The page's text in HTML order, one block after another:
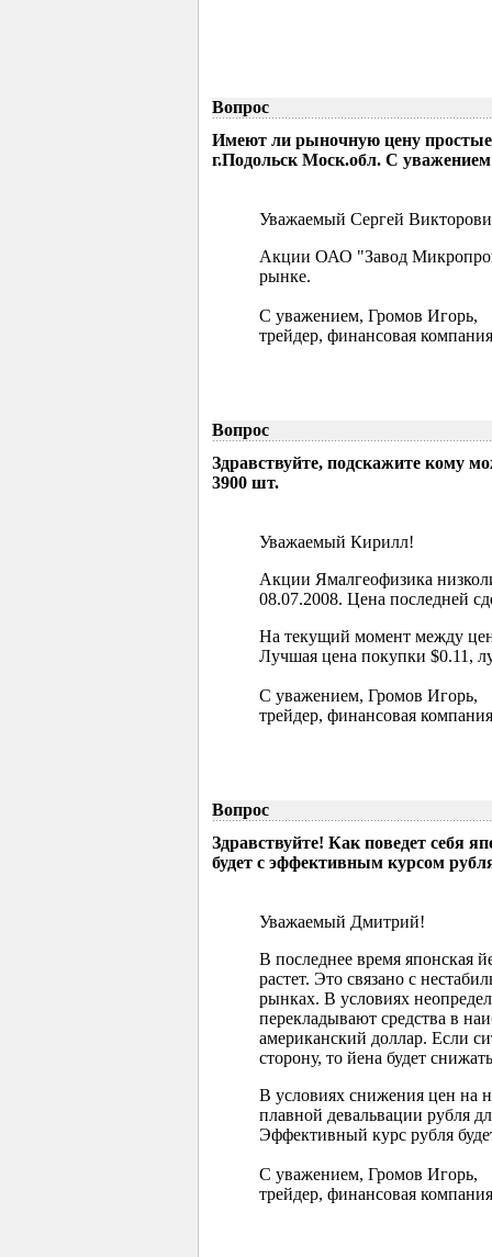
Вопрос
Имеют ли рыночную цену
г.Подольск Моск.обл. С
Уважаемый Сергей
Акции ОАО "Завод
рынке.
С уважением, Громов Игорь,
трейдер, финансовая
Вопрос
Здравствуйте, подскажите кому
3900 шт.
Уважаемый Кирилл!
Акции Ямалгеофизика
08.07.2008. Цена последней
На текущий момент между
Лучшая цена покупки $0.11,
С уважением, Громов Игорь,
трейдер, финансовая
Вопрос
Здравствуйте! Как поведет себя
будет с эффективным курсом
Уважаемый Дмитрий!
В последнее время
растет. Это связано с
рынках. В условиях
перекладывают средства в
американский доллар. Если
сторону, то йена будет
В условиях снижения цен на
плавной девальвации рубля
Эффективный курс рубля
С уважением, Громов Игорь,
трейдер, финансовая